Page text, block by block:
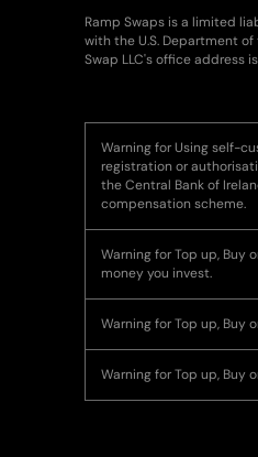
Ramp Swaps is a limited
with the U.S. Department of
Swap LLC's office address
Warning for Using self-
registration or
the Central Bank of
compensation scheme.
Warning for Top up, Buy
money you invest.
Warning for Top up, Buy
Warning for Top up, Buy